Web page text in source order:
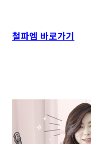
철파엠 바로가기